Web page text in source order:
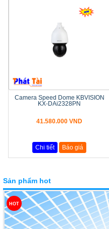
Camera Speed Dome KBVISION
KX-DAi2328PN
41.580.000 VND
Chi tiết Báo giá
Sản phẩm hot
HOT